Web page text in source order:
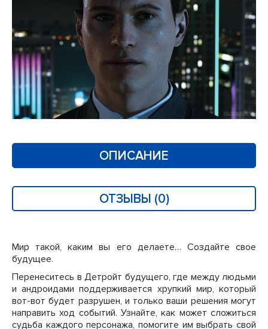
ОПИСАНИЕ
ОТЗЫВЫ (0)
Мир такой, каким вы его делаете… Создайте свое
будущее.
Перенеситесь в Детройт будущего, где между людьми
и андроидами поддерживается хрупкий мир, который
вот-вот будет разрушен, и только ваши решения могут
направить ход событий. Узнайте, как может сложиться
судьба каждого персонажа, помогите им выбрать свой